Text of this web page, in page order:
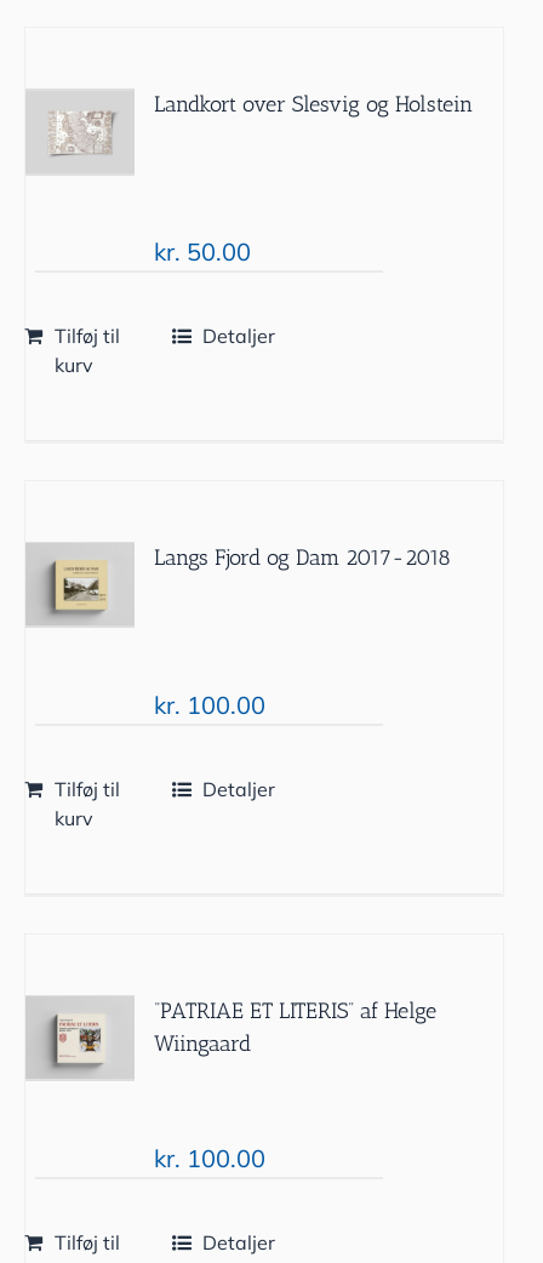
Landkort over Slesvig og Holstein
kr. 50.00
Tilføj til
kurv
Detaljer
Langs Fjord og Dam 2017-2018
kr. 100.00
Tilføj til
kurv
Detaljer
“PATRIAE ET LITERIS” af Helge
Wiingaard
kr. 100.00
Tilføj til
Detaljer